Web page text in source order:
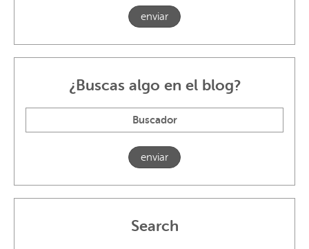
enviar
¿Buscas algo en el blog?
Search